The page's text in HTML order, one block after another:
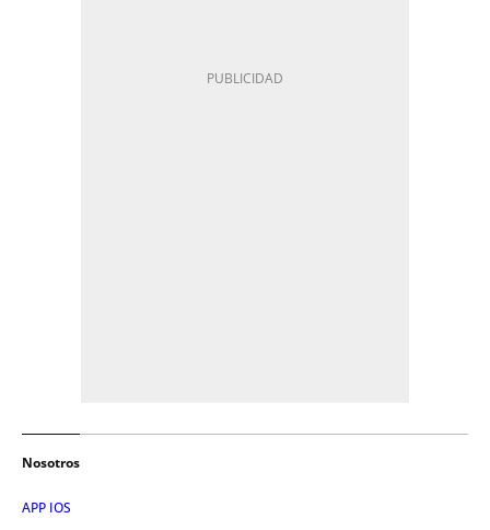
Nosotros
APP IOS